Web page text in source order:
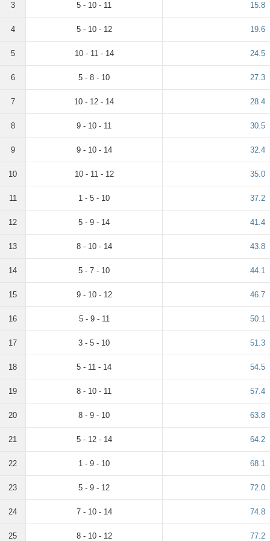
3 5 - 10 - 11 15.8
4 5 - 10 - 12 19.6
5 10 - 11 - 14 24.5
6 5 - 8 - 10 27.3
7 10 - 12 - 14 28.4
8 9 - 10 - 11 30.5
9 9 - 10 - 14 32.4
10 10 - 11 - 12 35.0
11 1 - 5 - 10 37.2
12 5 - 9 - 14 41.4
13 8 - 10 - 14 43.8
14 5 - 7 - 10 44.1
15 9 - 10 - 12 46.7
16 5 - 9 - 11 50.1
17 3 - 5 - 10 51.3
18 5 - 11 - 14 54.5
19 8 - 10 - 11 57.4
20 8 - 9 - 10 63.8
21 5 - 12 - 14 64.2
22 1 - 9 - 10 68.1
23 5 - 9 - 12 72.0
24 7 - 10 - 14 74.8
25 8 - 10 - 12 77.2